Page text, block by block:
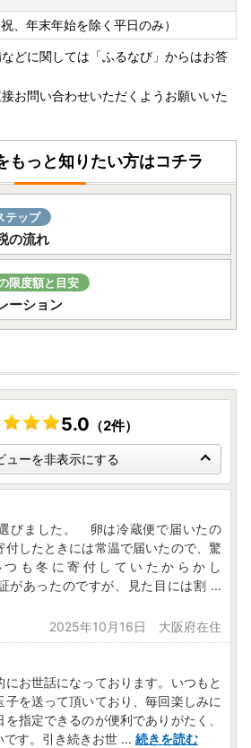
ては、
います。詳細は、自治体窓口にご確認
わせ窓口休業期間です。
月8日受信分からは、営業再開日以
ただきます。
の営業時間内（10:00～17:00)にお
い。
短い食品について
、賞味期限が発送日からおおむね7日
限の短い食品」に該当し、再送対応い
野菜・果物など）
イーツ（ケーキ、プリン等）
品（惣菜、漬物など）
質保持の観点から再送対応はいたしか
け取りいただけなかった場合でも、再
・食品以外の返礼品について
比較的賞味期限が長く、
す。
、乾麺、フリーズドライ食品など
品などの食品以外の返礼品
、送料等の費用を荷受人様にご負担い
「越前市ふるさと納税担当」までご連
否および再送にかかる費用をご確認
、年末年始を除く平日のみ）
どに関しては「ふるなび」からはお答
お問い合わせいただくようお願いいた
もっと知りたい方はコチラ
テップ
の流れ
限度額と目安
ーション
5.0 （2件）
ューを非表示にする
びました。 卵は冷蔵便で届いたの
付したときには常温で届いたので、驚
も冬に寄付していたからかし
あったのですが、見た目には割 ...
2025年10月16日 大阪府在住
にお世話になっております。いつもと
子を送って頂いており、毎回楽しみに
指定できるのが便利でありがたく、
です。引き続きお世 ... 続きを読む